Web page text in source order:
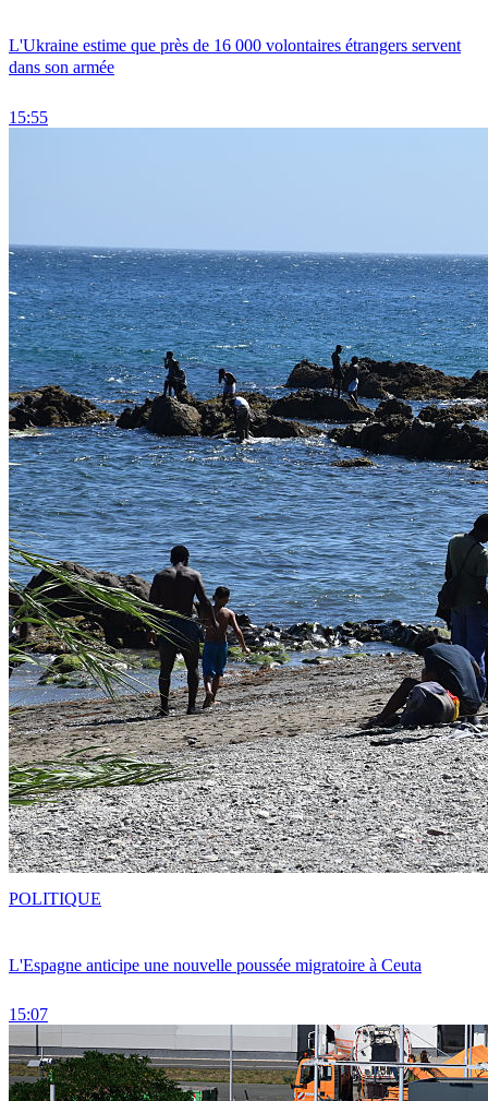
L'Ukraine estime que près de 16 000 volontaires étrangers servent
dans son armée
15:55
L'Espagne anticipe une nouvelle poussée migratoire à Ceuta
15:07
POLITIQUE